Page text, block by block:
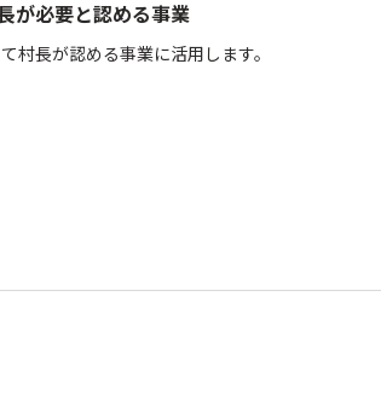
が必要と認める事業
村長が認める事業に活用します。